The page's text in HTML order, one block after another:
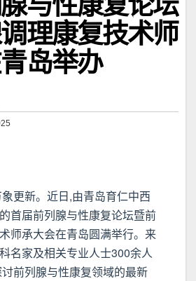
理康复技术师
岛举办
更新。近日,由青岛育仁中西
首届前列腺与性康复论坛暨前
师承大会在青岛圆满举行。来
名家及相关专业人士300余人
前列腺与性康复领域的最新